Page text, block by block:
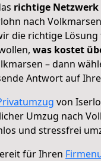
richtige Netzwerk
nach
die richtige
was kostet
– dann
Antwort auf
von
Umzug nach
und stressfrei
für Ihren